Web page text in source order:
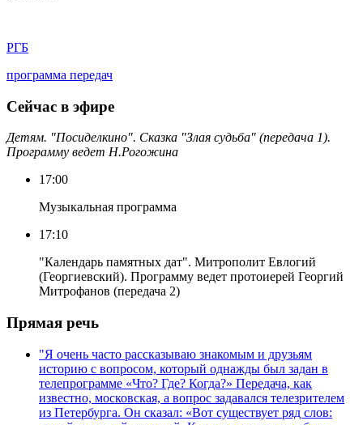
РГБ
программа передач
Сейчас в эфире
Детям. "Посиделкино". Сказка "Злая судьба" (передача 1).
Программу ведет Н.Рогожина
17:00
Музыкальная программа
17:10
"Календарь памятных дат". Митрополит Евлогий
(Георгиевский). Программу ведет протоиерей Георгий
Митрофанов (передача 2)
Прямая речь
"Я очень часто рассказываю знакомым и друзьям
историю с вопросом, который однажды был задан в
телепрограмме «Что? Где? Когда?» Передача, как
известно, московская, а вопрос задавался телезрителем
из Петербурга. Он сказал: «Вот существует ряд слов: